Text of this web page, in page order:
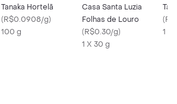
Tanaka Hortelã
(R$0.0908/g)
100 g
Casa Santa Luzia
Folhas de Louro
(R$0.30/g)
1 X 30 g
(
1